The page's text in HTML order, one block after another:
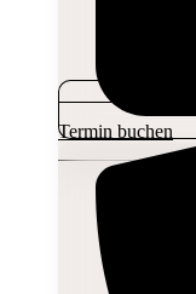
Termin buchen